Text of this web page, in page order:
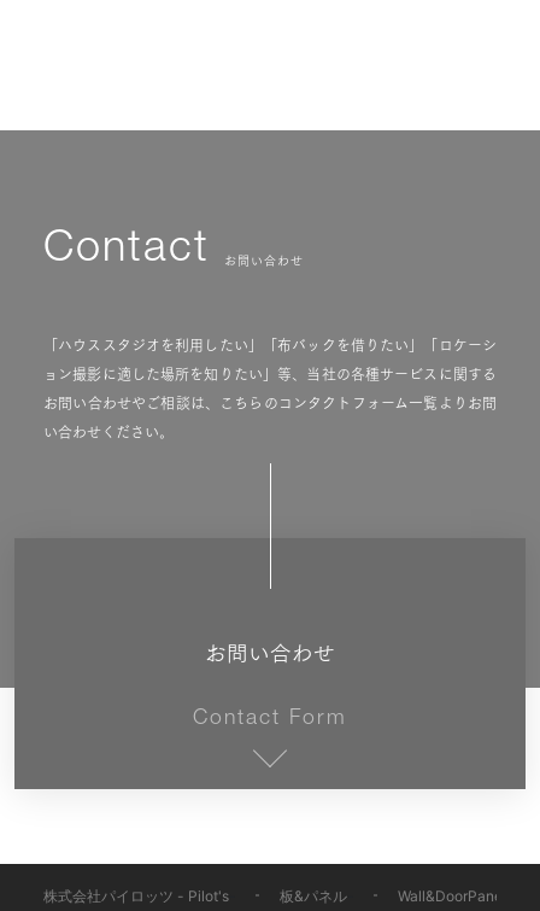
Contact お問い合わせ
「ハウススタジオを利用したい」「布バックを借りたい」「ロケーシ
ョン撮影に適した場所を知りたい」等、当社の各種サービスに関する
お問い合わせやご相談は、こちらのコンタクトフォーム一覧よりお問
い合わせください。
お問い合わせ
Contact Form
株式会社パイロッツ - Pilot's 板&パネル Wall&DoorPanel